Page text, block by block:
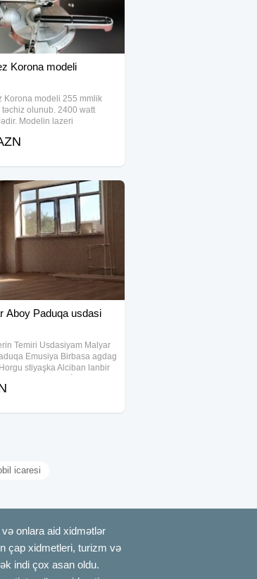
Korona modeli
Korona modeli 255 mmlik
təchiz olunub. 2400 watt
Modelin lazeri
Model reyslidir. Reysləri
1
Aboy Paduqa usdasi
Temiri Usdasiyam Malyar
Emusiya Birbasa agdag
stiyaşka Alciban lanbir
gorulmesi Butun Xirda para
icaresi
onlara aid xidmətlər
çap xidmetleri, turizm və
indi çox asan oldu.